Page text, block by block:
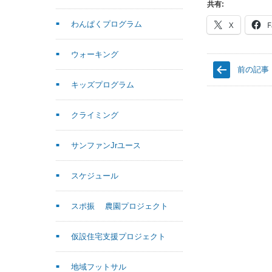
共有:
X
前の記事
わんぱくプログラム
ウォーキング
キッズプログラム
クライミング
サンファンJrユース
スケジュール
スポ振 農園プロジェクト
仮設住宅支援プロジェクト
地域フットサル